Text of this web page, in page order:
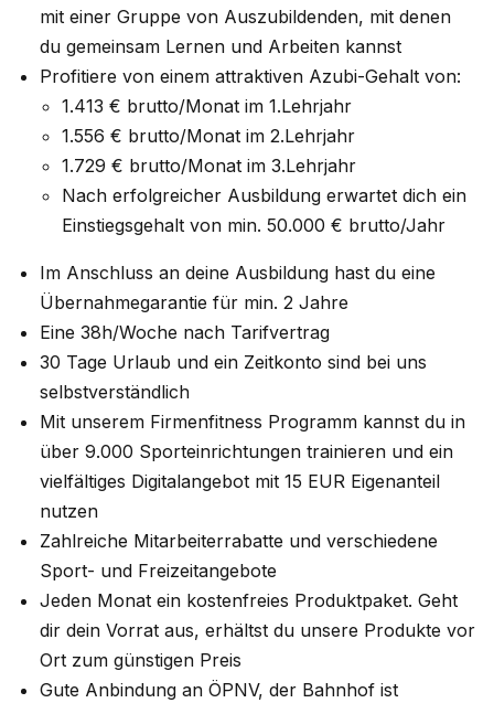
mit einer Gruppe von Auszubildenden, mit denen
du gemeinsam Lernen und Arbeiten kannst
Profitiere von einem attraktiven Azubi-Gehalt von:
1.413 € brutto/Monat im 1.Lehrjahr
1.556 € brutto/Monat im 2.Lehrjahr
1.729 € brutto/Monat im 3.Lehrjahr
Nach erfolgreicher Ausbildung erwartet dich ein
Einstiegsgehalt von min. 50.000 € brutto/Jahr
Im Anschluss an deine Ausbildung hast du eine
Übernahmegarantie für min. 2 Jahre
Eine 38h/Woche nach Tarifvertrag
30 Tage Urlaub und ein Zeitkonto sind bei uns
selbstverständlich
Mit unserem Firmenfitness Programm kannst du in
über 9.000 Sporteinrichtungen trainieren und ein
vielfältiges Digitalangebot mit 15 EUR Eigenanteil
nutzen
Zahlreiche Mitarbeiterrabatte und verschiedene
Sport- und Freizeitangebote
Jeden Monat ein kostenfreies Produktpaket. Geht
dir dein Vorrat aus, erhältst du unsere Produkte vor
Ort zum günstigen Preis
Gute Anbindung an ÖPNV, der Bahnhof ist